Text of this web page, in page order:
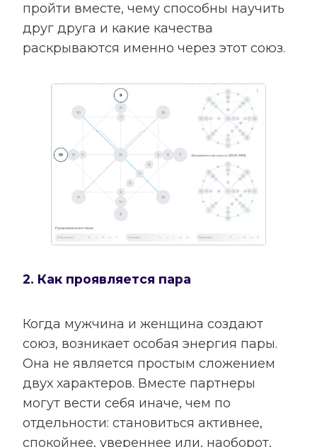
пройти вместе, чему способны научить
друг друга и какие качества
раскрываются именно через этот союз.
2. Как проявляется пара
Когда мужчина и женщина создают
союз, возникает особая энергия пары.
Она не является простым сложением
двух характеров. Вместе партнеры
могут вести себя иначе, чем по
отдельности: становиться активнее,
спокойнее, увереннее или, наоборот,